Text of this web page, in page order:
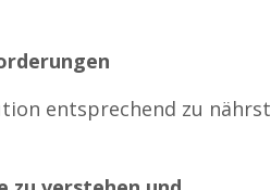
entsprechend zu nährst